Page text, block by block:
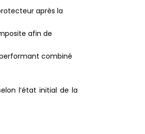
après la
afin de
combiné
l’état initial de la